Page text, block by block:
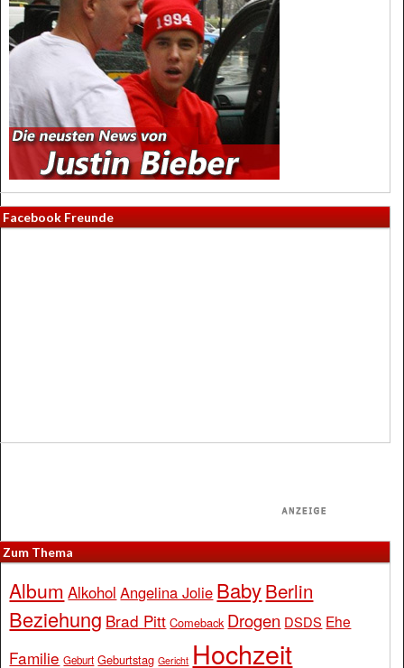
Facebook Freunde
Zum Thema
Album Alkohol Angelina Jolie BabyBerlin
Beziehung Brad Pitt Comeback Drogen DSDS Ehe
Familie Geburt Geburtstag Gericht Hochzeit